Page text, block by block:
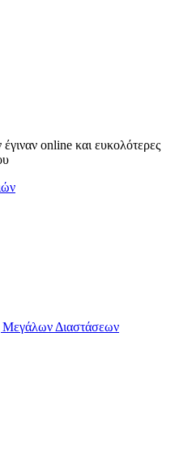
online και ευκολότερες
Μεγάλων Διαστάσεων